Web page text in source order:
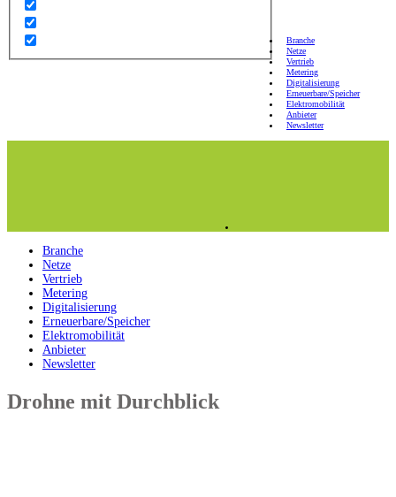
Branche
Netze
Vertrieb
Metering
Digitalisierung
Erneuerbare/Speicher
Elektromobilität
Anbieter
Newsletter
Branche
Netze
Vertrieb
Metering
Digitalisierung
Erneuerbare/Speicher
Elektromobilität
Anbieter
Newsletter
Drohne mit Durchblick